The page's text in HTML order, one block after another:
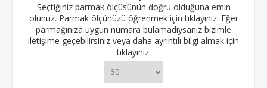
Seçtiğiniz parmak ölçüsünün doğru olduğuna emin
olunuz. Parmak ölçünüzü öğrenmek için tıklayınız. Eğer
parmağınıza uygun numara bulamadıysanız bizimle
iletişime geçebilirsiniz veya daha ayrıntılı bilgi almak için
tıklayınız.